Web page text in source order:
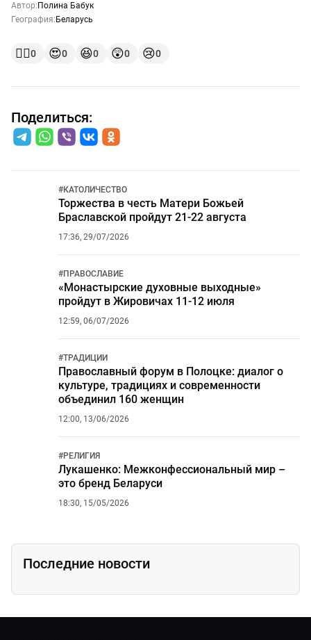
Автор: Полина Бабук
География: Беларусь
👍🏻0 😍0 😆0 😲0 😢0
Поделиться:
#КАТОЛИЧЕСТВО
Торжества в честь Матери Божьей
Браславской пройдут 21-22 августа
17:36, 29/07/2026
#ПРАВОСЛАВИЕ
«Монастырские духовные выходные»
пройдут в Жировичах 11-12 июля
12:59, 06/07/2026
#ТРАДИЦИИ
Православный форум в Полоцке: диалог о
культуре, традициях и современности
объединил 160 женщин
12:00, 13/06/2026
#РЕЛИГИЯ
Лукашенко: Межконфессиональный мир –
это бренд Беларуси
18:30, 15/05/2026
Последние новости